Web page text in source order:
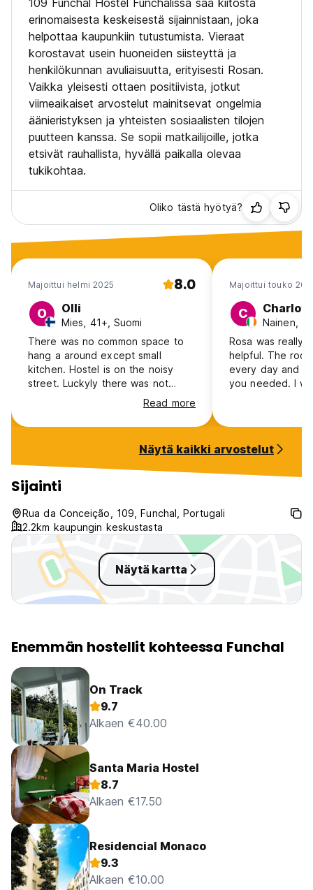
consent;
- No pets allowed;
- No curfew;
- Laundry Service at additional cost;
- Extra Towels at additional cost;
- Failure to deliver padlock and/or key will result in
additional cost.
109 Funchal Hostel Funchalissa saa kiitosta
erinomaisesta keskeisestä sijainnistaan, joka
helpottaa kaupunkiin tutustumista. Vieraat
korostavat usein huoneiden siisteyttä ja
henkilökunnan avuliaisuutta, erityisesti Rosan.
Vaikka yleisesti ottaen positiivista, jotkut
viimeaikaiset arvostelut mainitsevat ongelmia
äänieristyksen ja yhteisten sosiaalisten tilojen
puutteen kanssa. Se sopii matkailijoille, jotka
etsivät rauhallista, hyvällä paikalla olevaa
tukikohtaa.
Oliko tästä hyötyä?
Majoittui helmi 2025 8.0
O Olli
Mies, 41+, Suomi
There was no common space to
hang a around except small
kitchen. Hostel is on the noisy
street. Luckyly there was not
Read more
Majoittui touko
C
Nainen,
Rosa was really
helpful. The
every day and it
you needed. I
Näytä kaikki arvostelut
Sijainti
Rua da Conceição, 109, Funchal, Portugali
2.2km kaupungin keskustasta
Näytä kartta
Enemmän hostellit kohteessa Funchal
On Track
9.7
Alkaen €40.00
Santa Maria Hostel
8.7
Alkaen €17.50
Residencial Monaco
9.3
Alkaen €10.00